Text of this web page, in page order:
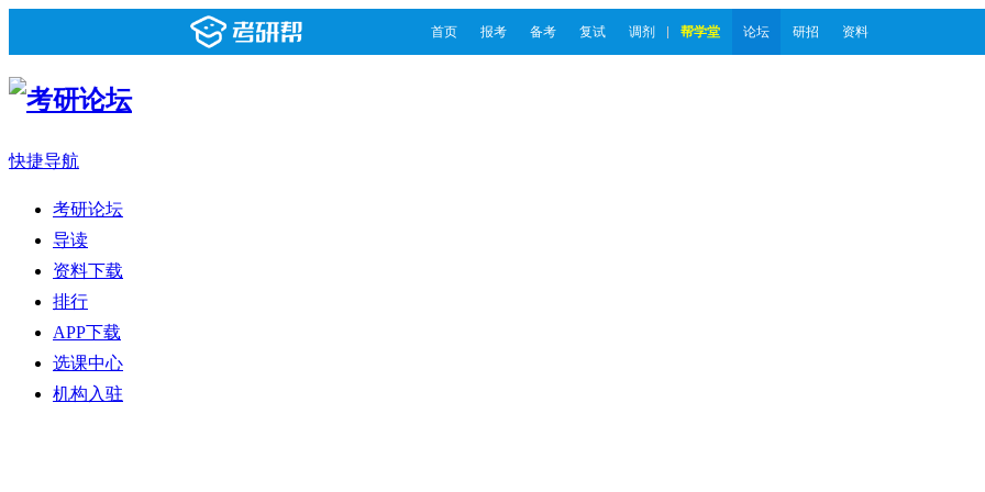
首页 报考 备考 复试 调剂 帮学堂 论坛 研招 资料
快捷导航
考研论坛
导读
资料下载
排行
APP下载
选课中心
机构入驻